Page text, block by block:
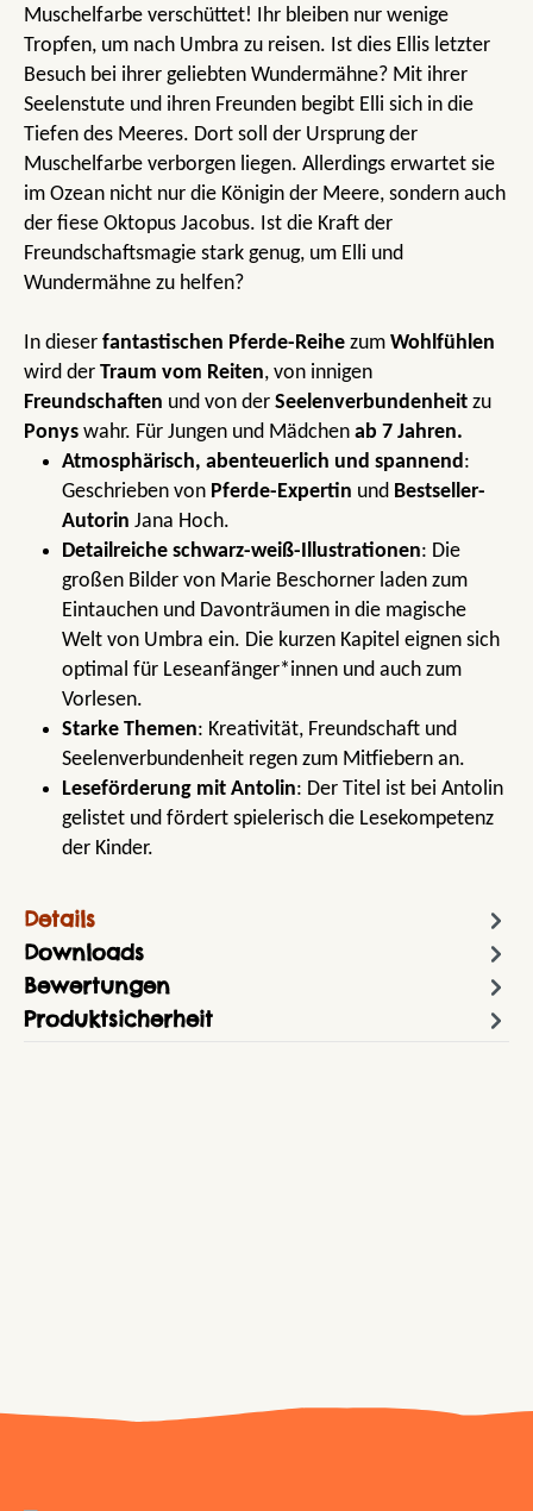
Muschelfarbe verschüttet! Ihr bleiben nur wenige
Tropfen, um nach Umbra zu reisen. Ist dies Ellis letzter
Besuch bei ihrer geliebten Wundermähne? Mit ihrer
Seelenstute und ihren Freunden begibt Elli sich in die
Tiefen des Meeres. Dort soll der Ursprung der
Muschelfarbe verborgen liegen. Allerdings erwartet sie
im Ozean nicht nur die Königin der Meere, sondern auch
der fiese Oktopus Jacobus. Ist die Kraft der
Freundschaftsmagie stark genug, um Elli und
Wundermähne zu helfen?
In dieser fantastischen Pferde-Reihe zum Wohlfühlen
wird der Traum vom Reiten, von innigen
Freundschaften und von der Seelenverbundenheit zu
Ponys wahr. Für Jungen und Mädchen ab 7 Jahren.
Atmosphärisch, abenteuerlich und spannend:
Geschrieben von Pferde-Expertin und Bestseller-
Autorin Jana Hoch.
Detailreiche schwarz-weiß-Illustrationen: Die
großen Bilder von Marie Beschorner laden zum
Eintauchen und Davonträumen in die magische
Welt von Umbra ein. Die kurzen Kapitel eignen sich
optimal für Leseanfänger*innen und auch zum
Vorlesen.
Starke Themen: Kreativität, Freundschaft und
Seelenverbundenheit regen zum Mitfiebern an.
Leseförderung mit Antolin: Der Titel ist bei Antolin
gelistet und fördert spielerisch die Lesekompetenz
der Kinder.
Details
Downloads
Bewertungen
Produktsicherheit